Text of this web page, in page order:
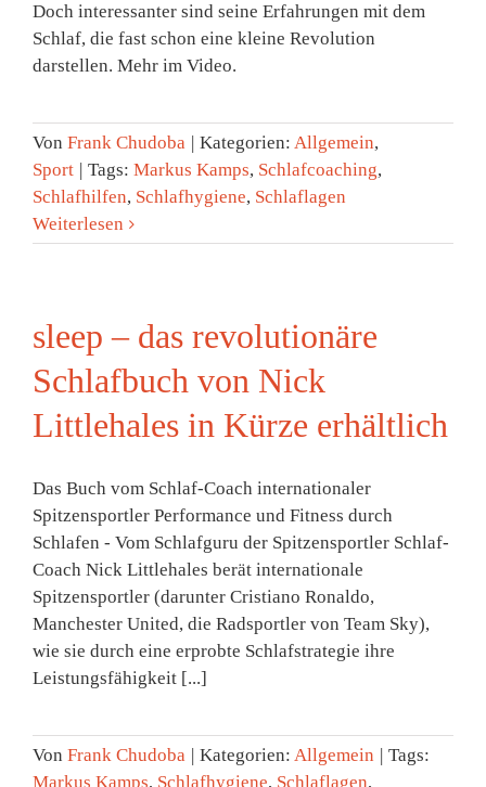
Doch interessanter sind seine Erfahrungen mit dem
Schlaf, die fast schon eine kleine Revolution
darstellen. Mehr im Video.
Von Frank Chudoba | Kategorien: Allgemein,
Sport | Tags: Markus Kamps, Schlafcoaching,
Schlafhilfen, Schlafhygiene, Schlaflagen
Weiterlesen
sleep – das revolutionäre
Schlafbuch von Nick
Littlehales in Kürze erhältlich
Das Buch vom Schlaf-Coach internationaler
Spitzensportler Performance und Fitness durch
Schlafen - Vom Schlafguru der Spitzensportler Schlaf-
Coach Nick Littlehales berät internationale
Spitzensportler (darunter Cristiano Ronaldo,
Manchester United, die Radsportler von Team Sky),
wie sie durch eine erprobte Schlafstrategie ihre
Leistungsfähigkeit [...]
Von Frank Chudoba | Kategorien: Allgemein | Tags:
Markus Kamps, Schlafhygiene, Schlaflagen,